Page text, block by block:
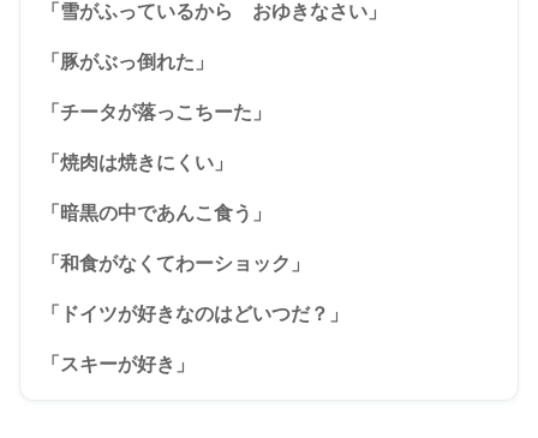
「雪がふっているから おゆきなさい」
「豚がぶっ倒れた」
「チータが落っこちーた」
「焼肉は焼きにくい」
「暗黒の中であんこ食う」
「和食がなくてわーショック」
「ドイツが好きなのはどいつだ？」
「スキーが好き」